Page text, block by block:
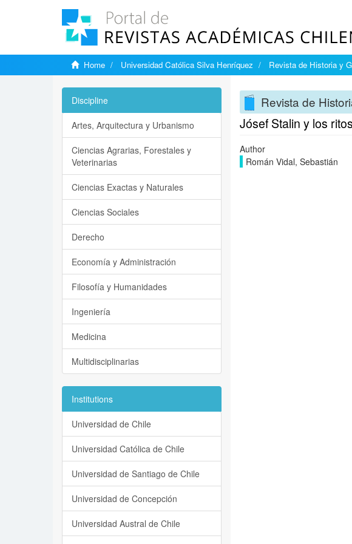
Home Universidad Católica Silva Henríquez Revista de Historia y
Revista de
Jósef Stalin y los
Author
Román Vidal, Sebastián
Discipline
Artes, Arquitectura y Urbanismo
Ciencias Agrarias, Forestales y
Veterinarias
Ciencias Exactas y Naturales
Ciencias Sociales
Derecho
Economía y Administración
Filosofía y Humanidades
Ingeniería
Medicina
Multidisciplinarias
Institutions
Universidad de Chile
Universidad Católica de Chile
Universidad de Santiago de Chile
Universidad de Concepción
Universidad Austral de Chile